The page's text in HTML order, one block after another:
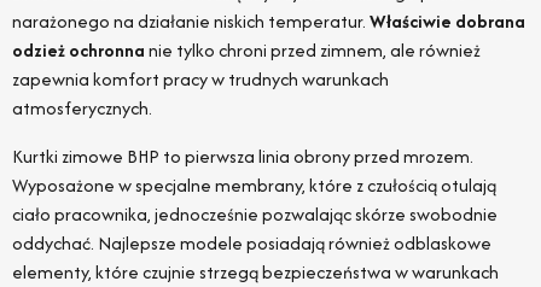
narażonego na działanie niskich temperatur.Właściwie dobrana
odzież ochronnanie tylko chroni przed zimnem, ale również
zapewnia komfort pracy w trudnych warunkach
atmosferycznych.
Kurtki zimowe BHP to pierwsza linia obrony przed mrozem.
Wyposażone w specjalne membrany, które z czułością otulają
ciało pracownika, jednocześnie pozwalając skórze swobodnie
oddychać. Najlepsze modele posiadają również odblaskowe
elementy, które czujnie strzegą bezpieczeństwa w warunkach